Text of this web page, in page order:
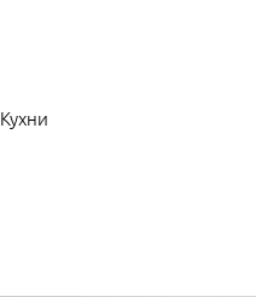
Кухни